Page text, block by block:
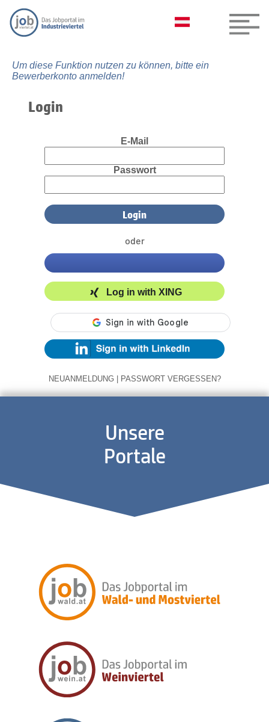
Um diese Funktion nutzen zu können, bitte ein
Bewerberkonto anmelden!
Login
E-Mail
Passwort
oder
Log in with XING
NEUANMELDUNG | PASSWORT VERGESSEN?
Unsere
Portale